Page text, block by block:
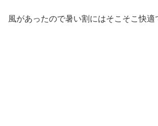
風があったので暑い割にはそこそこ快適